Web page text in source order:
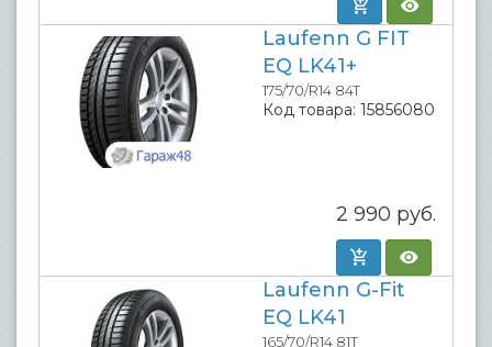
Laufenn G FIT
EQ LK41+
175/70/R14 84T
Код товара: 15856080
2 990 руб.
Laufenn G-Fit
EQ LK41
165/70/R14 81T